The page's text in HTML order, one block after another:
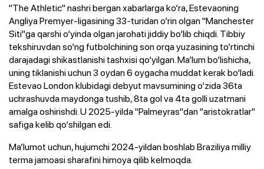
"The Athletic" nashri bergan xabarlarga ko‘ra, Estevaoning
Angliya Premyer-ligasining 33-turidan o‘rin olgan "Manchester
Siti"ga qarshi o‘yinda olgan jarohati jiddiy bo‘lib chiqdi. Tibbiy
tekshiruvdan so‘ng futbolchining son orqa yuzasining to‘rtinchi
darajadagi shikastlanishi tashxisi qo‘yilgan. Ma’lum bo‘lishicha,
uning tiklanishi uchun 3 oydan 6 oygacha muddat kerak bo‘ladi.
Estevao London klubidagi debyut mavsumining o‘zida 36ta
uchrashuvda maydonga tushib, 8ta gol va 4ta golli uzatmani
amalga oshirishdi. U 2025-yilda "Palmeyras"dan "aristokratlar"
safiga kelib qo‘shilgan edi.
Ma’lumot uchun, hujumchi 2024-yildan boshlab Braziliya milliy
terma jamoasi sharafini himoya qilib kelmoqda.